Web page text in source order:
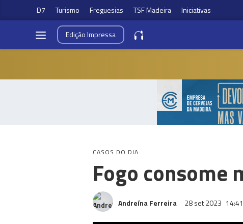
D7 Turismo Freguesias TSF Madeira Iniciativas
EdiçãoImpressa
CASOS DO DIA
Fogo consome
Andreína Ferreira 28 set 2023 14:41